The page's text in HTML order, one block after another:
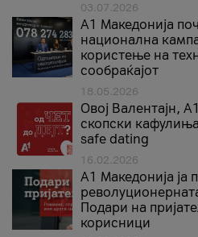
03.07.2026
A1 Македонија
национална
користење на
сообраќајот
18.05.2026
Овој Валентајн,
скопски кафулиња
safe dating
16.02.2026
А1 Македонија ја
Подари на
корисници